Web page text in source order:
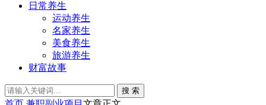
日常养生
运动养生
名家养生
美食养生
旅游养生
财富故事
搜 索